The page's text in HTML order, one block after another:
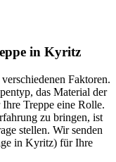
in Kyritz
Faktoren.
das Material der
Treppe eine Rolle.
zu bringen, ist
stellen. Wir senden
in Kyritz) für Ihre